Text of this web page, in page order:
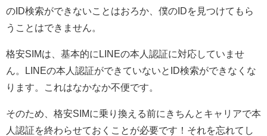
のID検索ができないことはおろか、僕のIDを見つけてもら
うことはできません。
格安SIMは、基本的にLINEの本人認証に対応していませ
ん。LINEの本人認証ができていないとID検索ができなくな
ります。これはなかなか不便です。
そのため、格安SIMに乗り換える前にきちんとキャリアで本
人認証を終わらせておくことが必要です！それを忘れてし